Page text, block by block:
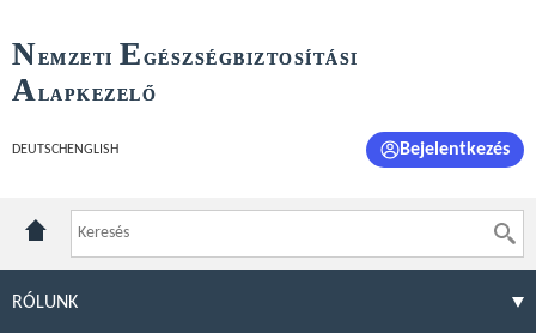
NEMZETI E GÉSZSÉGBIZTOSÍTÁSI
ALAPKEZELŐ
DEUTSCH ENGLISH Bejelentkezés
RÓLUNK